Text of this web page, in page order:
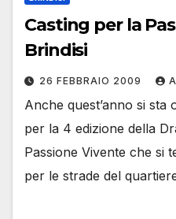
Casting per la
Brindisi
26 FEBBRAIO 2009
Anche quest’anno si sta
per la 4 edizione della
Passione Vivente che si
per le strade del